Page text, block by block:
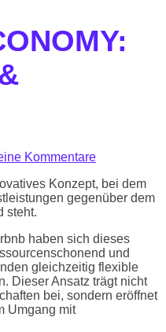
Kommentare
Konzept, bei dem
gegenüber dem
steht.
haben sich dieses
und
gleichzeitig flexible
Dieser Ansatz trägt nicht
bei, sondern eröffnet
Umgang mit